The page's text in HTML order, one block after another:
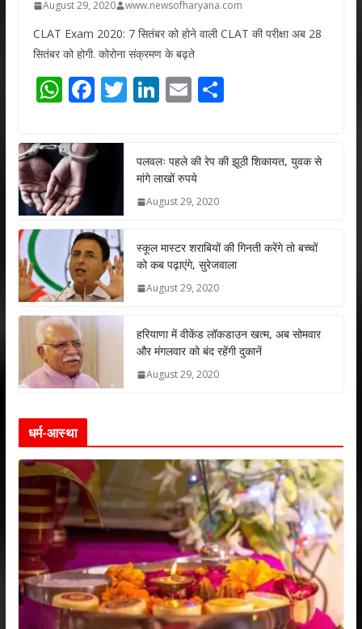
August 29, 2020 www.newsofharyana.com
CLAT Exam 2020: 7 सितंबर को होने वाली CLAT की परीक्षा अब 28
सितंबर को होगी. कोरोना संक्रमण के बढ़ते
W
at
s
A
p
p
F
e
b
o
k
T
er
Li
e
dI
n
E
l
S
e
पलवलः पहले की रेप की झूठी शिकायत, युवक से
मांगे लाखों रुपये
August 29, 2020
स्कूल मास्टर शराबियों की गिनती करेंगे तो बच्चों
को कब पढ़ाएंगे, सुरेजवाला
August 29, 2020
हरियाणा में वीकेंड लॉकडाउन खत्म, अब सोमवार
और मंगलवार को बंद रहेंगी दुकानें
August 29, 2020
धर्म-आस्था